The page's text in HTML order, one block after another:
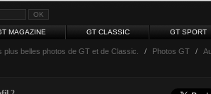
MAGAZINE GT CLASSIC GT SPORT
plus belles photos de GT et de Classic. / Photos GT /